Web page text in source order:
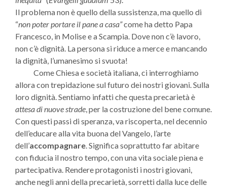
Il problema non è quello della sussistenza, ma quello di
“non poter portare il pane a casa”come ha detto Papa
Francesco, in Molise e a Scampia. Dove non c’è lavoro,
non c’è dignità. La persona si riduce a merce e mancando
la dignità, l’umanesimo si svuota!
Come Chiesa e società italiana, ci interroghiamo
allora con trepidazione sul futuro dei nostri giovani. Sulla
loro dignità. Sentiamo infatti che questa precarietà è
attesa di nuove strade, per la costruzione del bene comune.
Con questi passi di speranza, va riscoperta, nel decennio
dell’educare alla vita buona del Vangelo, l’arte
dell’accompagnare. Significa soprattutto far abitare
con fiducia il nostro tempo, con una vita so­ciale piena e
partecipativa. Rendere protagonisti i nostri giovani,
anche negli anni della precarietà, sorretti dalla luce delle